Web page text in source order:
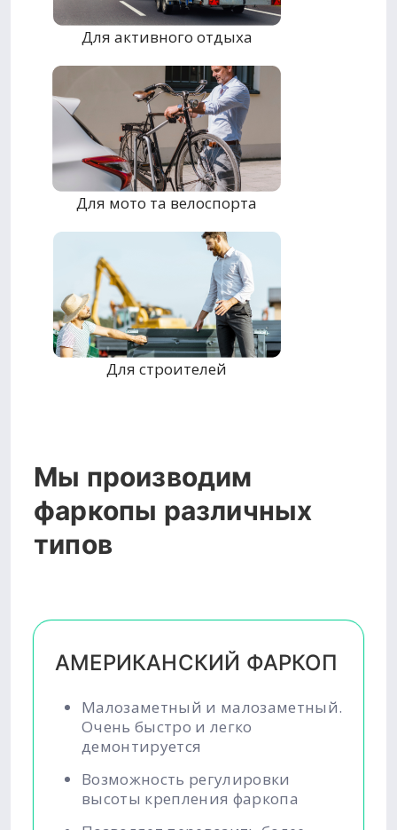
Для активного отдыха
Для мото та велоспорта
Для строителей
Мы производим
фаркопы различных
типов
АМЕРИКАНСКИЙ ФАРКОП
Малозаметный и малозаметный.
Очень быстро и легко
демонтируется
Возможность регулировки
высоты крепления фаркопа